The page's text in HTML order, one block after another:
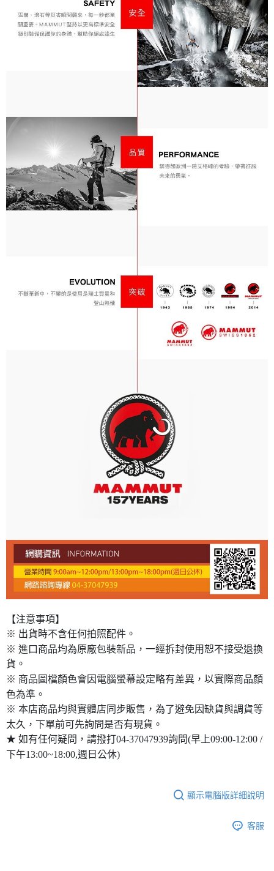
【注意事項】
※ 出貨時不含任何拍照配件。
※ 進口商品均為原廠包裝新品，一經拆封使用恕不接受退換
貨。
※ 商品圖檔顏色會因電腦螢幕設定略有差異，以實際商品顏
色為準。
※ 本店商品均與實體店同步販售，為了避免因缺貨與調貨等
太久，下單前可先詢問是否有現貨。
★ 如有任何疑問，請撥打04-37047939詢問(早上09:00-12:00 /
下午13:00~18:00,週日公休)
顯示電腦版詳細說明
客服